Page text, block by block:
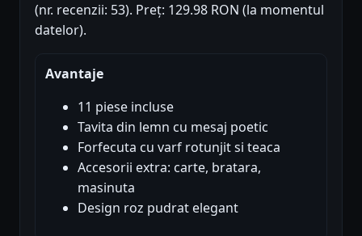
(nr. recenzii: 53). Preț: 129.98 RON (la momentul
datelor).
Avantaje
11 piese incluse
Tavita din lemn cu mesaj poetic
Forfecuta cu varf rotunjit si teaca
Accesorii extra: carte, bratara,
masinuta
Design roz pudrat elegant